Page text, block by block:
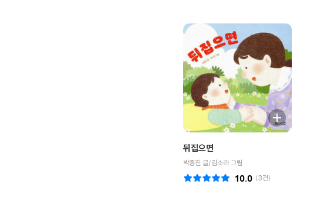
뒤집으면
박종진 글/김소라 그림
(3건)
10.0